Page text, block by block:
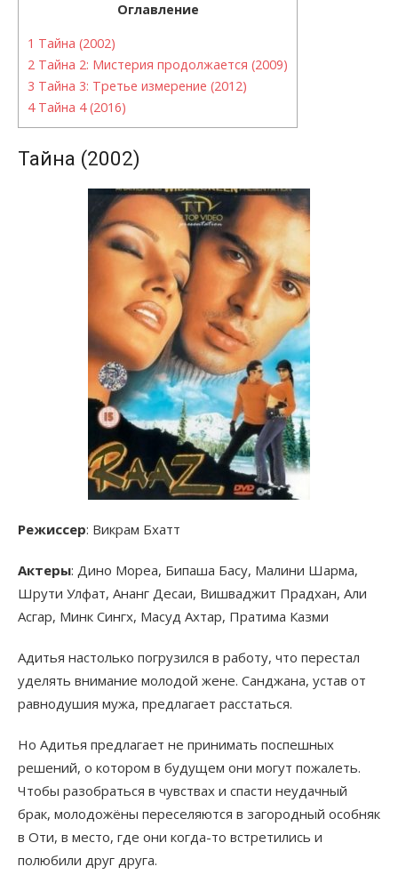
Оглавление
1 Тайна (2002)
2 Тайна 2: Мистерия продолжается (2009)
3 Тайна 3: Третье измерение (2012)
4Тайна 4 (2016)
Тайна (2002)
Режиссер: Викрам Бхатт
Актеры: Дино Мореа, Бипаша Басу, Малини Шарма,
Шрути Улфат, Ананг Десаи, Вишваджит Прадхан, Али
Асгар, Минк Сингх, Масуд Ахтар, Пратима Казми
Адитья настолько погрузился в работу, что перестал
уделять внимание молодой жене. Санджана, устав от
равнодушия мужа, предлагает расстаться.
Но Адитья предлагает не принимать поспешных
решений, о котором в будущем они могут пожалеть.
Чтобы разобраться в чувствах и спасти неудачный
брак, молодожёны переселяются в загородный особняк
в Оти, в место, где они когда-то встретились и
полюбили друг друга.